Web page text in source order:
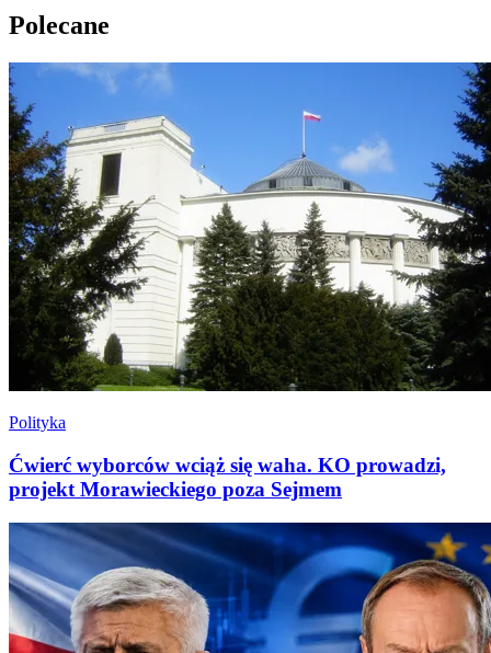
Polecane
Polityka
Ćwierć wyborców wciąż się waha. KO prowadzi,
projekt Morawieckiego poza Sejmem